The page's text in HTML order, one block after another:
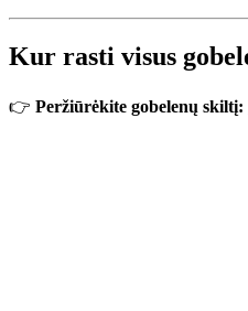
Kur rasti visus
👉 Peržiūrėkite gobelenų skiltį: